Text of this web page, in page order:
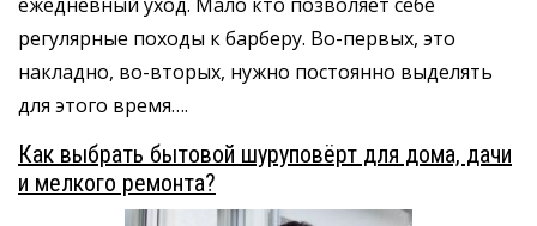
регулярные походы к барберу. Во-первых, это
накладно, во-вторых, нужно постоянно выделять
для этого время….
Как выбрать бытовой шуруповёрт для дома, дачи
и мелкого ремонта?